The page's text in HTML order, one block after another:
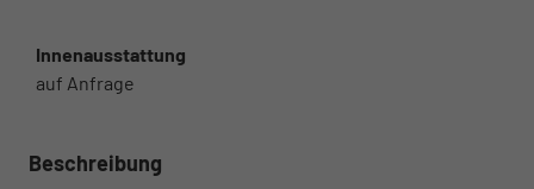
Innenausstattung
auf Anfrage
Beschreibung